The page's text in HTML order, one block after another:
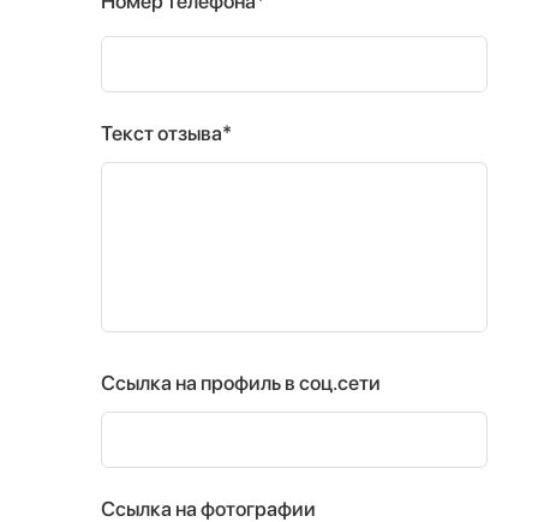
Текст отзыва*
Ссылка на профиль в соц.сети
Ссылка на фотографии